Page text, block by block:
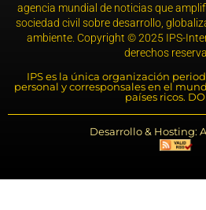
agencia mundial de noticias que
sociedad civil sobre desarrollo,
ambiente. Copyright © 2025 IPS-
derechos
IPS es la única organización
personal y corresponsales en el
países ricos.
Desarrollo & Hosting: